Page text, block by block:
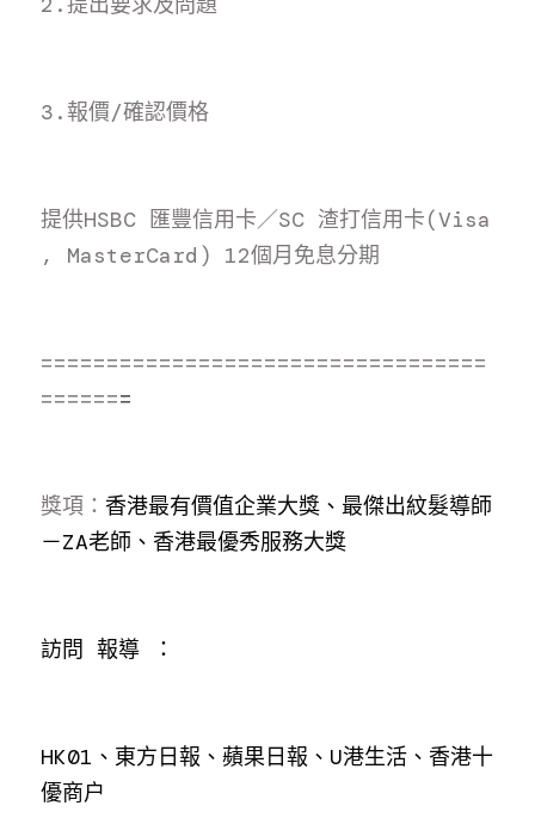
3.報價/確認價格
提供HSBC 匯豐信用卡／SC 渣打信用卡(Visa
, MasterCard) 12個月免息分期
==================================
=======
獎項： 香港最有價值企業大獎、最傑出紋髮導師
－ZA老師、香港最優秀服務大獎
訪問 報導 ：
HK01、東方日報、蘋果日報、U港生活、香港十
優商户